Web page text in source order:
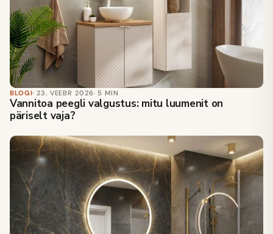
BLOGI· 23. VEEBR 2026· 5 MIN
Vannitoa peegli valgustus: mitu luumenit on
päriselt vaja?